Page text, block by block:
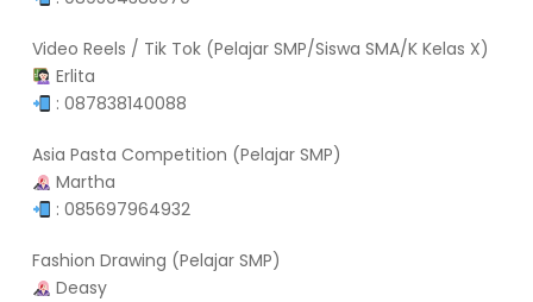
Video Reels / Tik Tok (Pelajar SMP/Siswa SMA/K Kelas X)
Erlita
: 087838140088
Asia Pasta Competition (Pelajar SMP)
Martha
: 085697964932
Fashion Drawing (Pelajar SMP)
Deasy